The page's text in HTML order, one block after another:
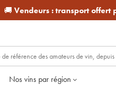
🚚 Vendeurs :transport offert
Nos vins par région